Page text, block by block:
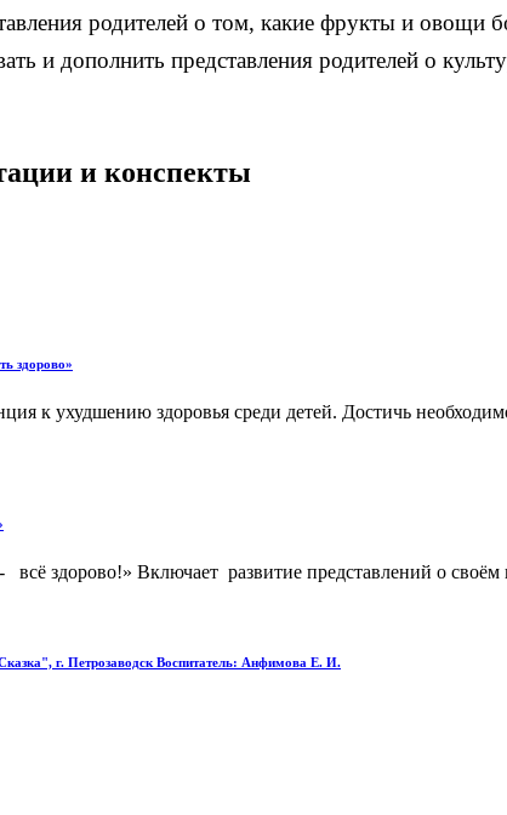
родителей о том, какие фрукты и овощи
и дополнить представления родителей о
и конспекты
здорово»
к ухудшению здоровья среди детей. Достичь
здорово!» Включает развитие представлений о
г. Петрозаводск Воспитатель: Анфимова Е. И.